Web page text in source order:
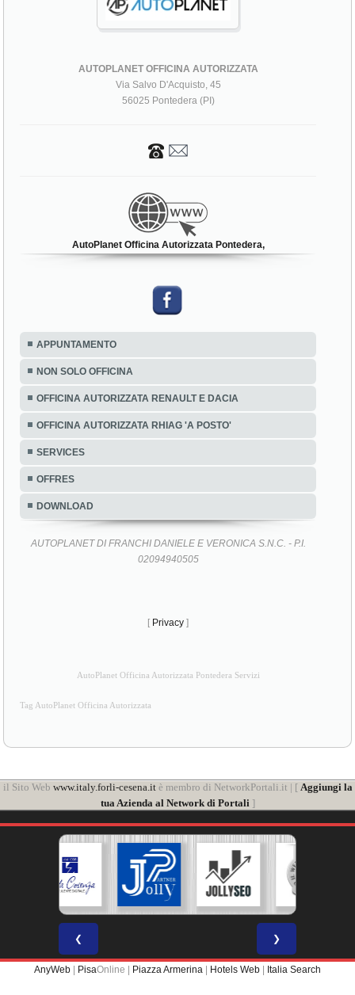
AUTOPLANET OFFICINA AUTORIZZATA
Via Salvo D'Acquisto, 45
56025 Pontedera (PI)
AutoPlanet Officina Autorizzata Pontedera,
APPUNTAMENTO
NON SOLO OFFICINA
OFFICINA AUTORIZZATA RENAULT E DACIA
OFFICINA AUTORIZZATA RHIAG 'A POSTO'
SERVICES
OFFRES
DOWNLOAD
AUTOPLANET DI FRANCHI DANIELE E VERONICA S.N.C. - P.I.
02094940505
[ Privacy ]
AutoPlanet Officina Autorizzata Pontedera Servizi
Tag AutoPlanet Officina Autorizzata
il Sito Web www.italy.forli-cesena.itè membro di NetworkPortali.it | [ Aggiungi la
tua Azienda al Network di Portali]
❮ ❯
AnyWeb PisaOnline | Piazza Armerina Hotels Web Italia Search